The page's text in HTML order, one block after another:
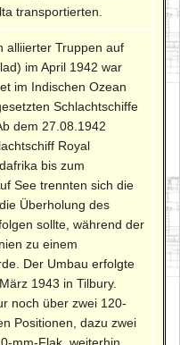
transportierten.
alliierter Truppen auf
im April 1942 war
im Indischen Ozean
Schlachtschiffe
dem 27.08.1942
Royal
bis zum
See trennten sich die
Überholung des
sollte, während der
zu einem
Der Umbau erfolgte
1943 in Tilbury.
noch über zwei 120-
Positionen, dazu zwei